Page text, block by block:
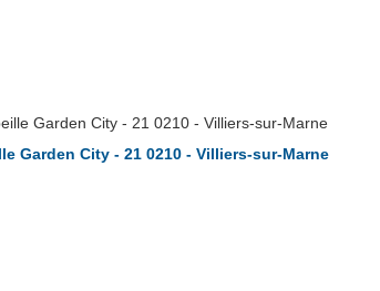
Garden City - 21 0210 - Villiers-sur-Marne